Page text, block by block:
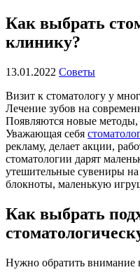
Как выбрать
клинику?
13.01.2022 Советы
Визит к стоматологу у
Лечение зубов на
Появляются новые методы,
Уважающая себя
рекламу, делает акции,
стоматологии дарят
утешительные сувениры
блокноты, маленькую
Как выбрать
Нужно обратить внимание